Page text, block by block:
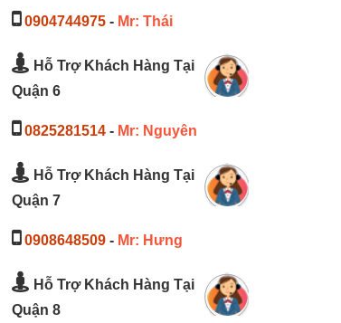
0904744975- Mr: Thái
Hỗ Trợ Khách Hàng Tại
Quận 6
0825281514- Mr: Nguyên
Hỗ Trợ Khách Hàng Tại
Quận 7
0908648509- Mr: Hưng
Hỗ Trợ Khách Hàng Tại
Quận 8